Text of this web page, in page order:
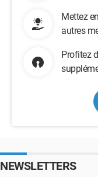
Mettez
autres
Profitez
NEWSLETTERS